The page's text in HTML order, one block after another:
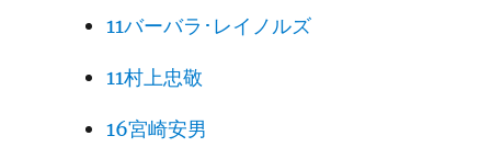
11バーバラ･レイノルズ
11村上忠敬
16宮崎安男